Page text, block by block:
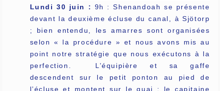
Lundi 30 juin : 9h : Shenandoah se présente
devant la deuxième écluse du canal, à Sjötorp
; bien entendu, les amarres sont organisées
selon « la procédure » et nous avons mis au
point notre stratégie que nous exécutons à la
perfection. L’équipière et sa gaffe
descendent sur le petit ponton au pied de
l’écluse et montent sur le quai ; le capitaine